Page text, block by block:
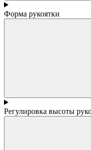
Форма рукоятки
Регулировка высоты